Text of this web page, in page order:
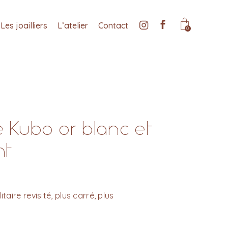
Les joailliers L’atelier Contact 0
Kubo or blanc et
revisité, plus carré, plus